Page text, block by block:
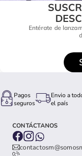
Entérate de
Pagos
seguros
Envio a
el país
CONTÁCTANOS